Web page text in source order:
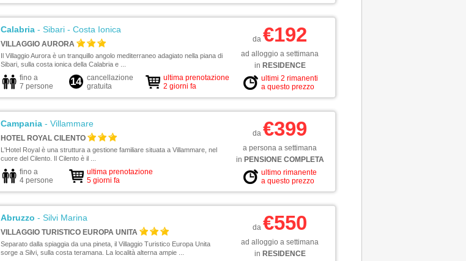
da €192
ad alloggio a settimana
in RESIDENCE
ultimi 2 rimanenti
a questo prezzo
Calabria- Sibari - Costa Ionica
VILLAGGIO AURORA
Il Villaggio Aurora è un tranquillo angolo mediterraneo adagiato nella piana di
Sibari, sulla costa ionica della Calabria e ...
fino a
7 persone
14
cancellazione
gratuita
ultima prenotazione
2 giorni fa
da €399
a persona a settimana
in PENSIONE COMPLETA
ultimo rimanente
a questo prezzo
Campania- Villammare
HOTEL ROYAL CILENTO
L'Hotel Royal è una struttura a gestione familiare situata a Villammare, nel
cuore del Cilento. Il Cilento è il ...
fino a
4 persone
ultima prenotazione
5 giorni fa
da €550
ad alloggio a settimana
in RESIDENCE
Abruzzo - Silvi Marina
VILLAGGIO TURISTICO EUROPA UNITA
Separato dalla spiaggia da una pineta, il Villaggio Turistico Europa Unita
sorge a Silvi, sulla costa teramana. La località alterna ampie ...